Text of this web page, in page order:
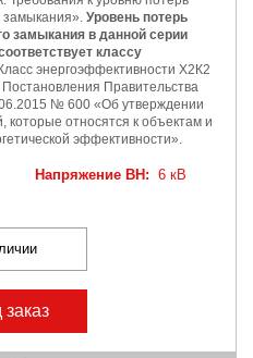
замыкания». Уровень потерь
замыкания в данной серии
классу
Класс энергоэффективности Х2К2
Правительства
№ 600 «Об утверждении
которые относятся к объектам и
эффективности».
Напряжение ВН: 6 кВ